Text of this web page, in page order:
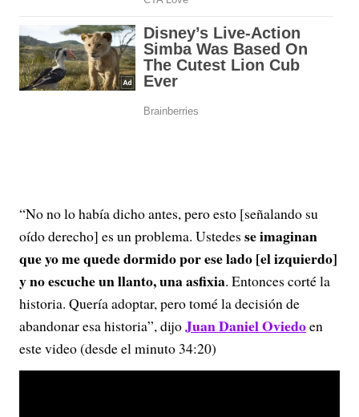
“No no lo había dicho antes, pero esto [señalando su
oído derecho] es un problema. Ustedes se imaginan
que yo me quede dormido por ese lado [el izquierdo]
y no escuche un llanto, una asfixia. Entonces corté la
historia. Quería adoptar, pero tomé la decisión de
abandonar esa historia”, dijoJuan Daniel Oviedoen
este video (desde el minuto 34:20)